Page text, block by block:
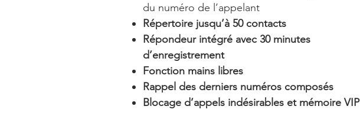
du numéro de l’appelant
Répertoire jusqu’à 50 contacts
Répondeur intégré avec 30 minutes
d’enregistrement
Fonction mains libres
Rappel des derniers numéros composés
Blocage d’appels indésirables et mémoire VIP